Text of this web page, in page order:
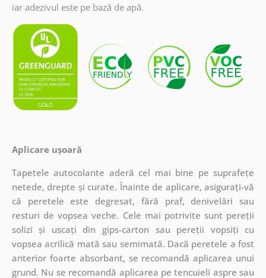
iar adezivul este pe bază de apă.
Aplicare ușoară
Tapetele autocolante aderă cel mai bine pe suprafețe
netede, drepte și curate. Înainte de aplicare, asigurați-vă
că peretele este degresat, fără praf, denivelări sau
resturi de vopsea veche. Cele mai potrivite sunt pereții
solizi și uscați din gips-carton sau pereții vopsiți cu
vopsea acrilică mată sau semimată. Dacă peretele a fost
anterior foarte absorbant, se recomandă aplicarea unui
grund. Nu se recomandă aplicarea pe tencuieli aspre sau